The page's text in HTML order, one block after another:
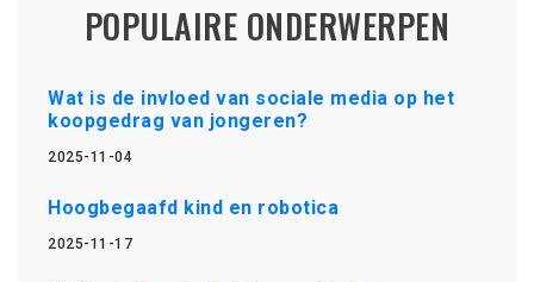
POPULAIRE ONDERWERPEN
Wat is de invloed van sociale media op het
koopgedrag van jongeren?
2025-11-04
Hoogbegaafd kind en robotica
2025-11-17